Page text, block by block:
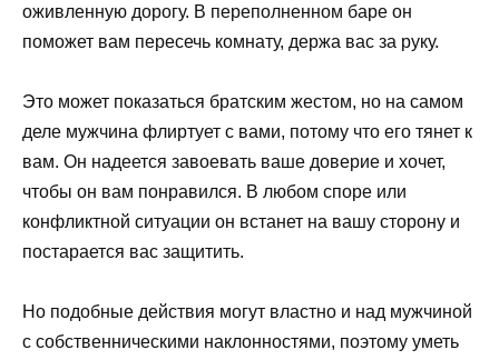
оживленную дорогу. В переполненном баре он
поможет вам пересечь комнату, держа вас за руку.
Это может показаться братским жестом, но на самом
деле мужчина флиртует с вами, потому что его тянет к
вам. Он надеется завоевать ваше доверие и хочет,
чтобы он вам понравился. В любом споре или
конфликтной ситуации он встанет на вашу сторону и
постарается вас защитить.
Но подобные действия могут властно и над мужчиной
с собственническими наклонностями, поэтому уметь